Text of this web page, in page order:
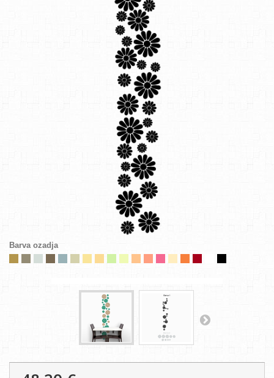
Barva ozadja